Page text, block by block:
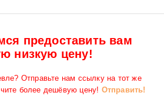
предоставить вам
низкую цену!
Отправьте нам ссылку на тот же
более дешёвую цену! Отправить!